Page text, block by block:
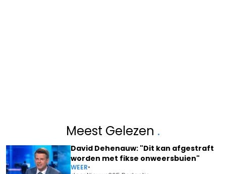
Meest Gelezen .
David Dehenauw: "Dit kan afgestraft
worden met fikse onweersbuien"
WEER•